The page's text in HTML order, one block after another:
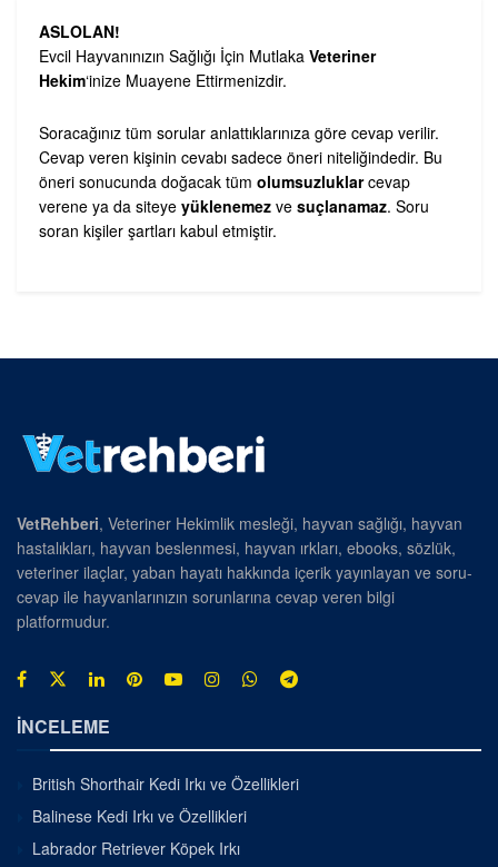
ASLOLAN!
Evcil Hayvanınızın Sağlığı İçin Mutlaka Veteriner
Hekim‘inize Muayene Ettirmenizdir.
Soracağınız tüm sorular anlattıklarınıza göre cevap verilir.
Cevap veren kişinin cevabı sadece öneri niteliğindedir. Bu
öneri sonucunda doğacak tüm olumsuzluklarcevap
verene ya da siteye yüklenemez ve suçlanamaz. Soru
soran kişiler şartları kabul etmiştir.
VetRehberi, Veteriner Hekimlik mesleği, hayvan sağlığı, hayvan
hastalıkları, hayvan beslenmesi, hayvan ırkları, ebooks, sözlük,
veteriner ilaçlar, yaban hayatı hakkında içerik yayınlayan ve soru-
cevap ile hayvanlarınızın sorunlarına cevap veren bilgi
platformudur.
İNCELEME
British Shorthair Kedi Irkı ve Özellikleri
Balinese Kedi Irkı ve Özellikleri
Labrador Retriever Köpek Irkı